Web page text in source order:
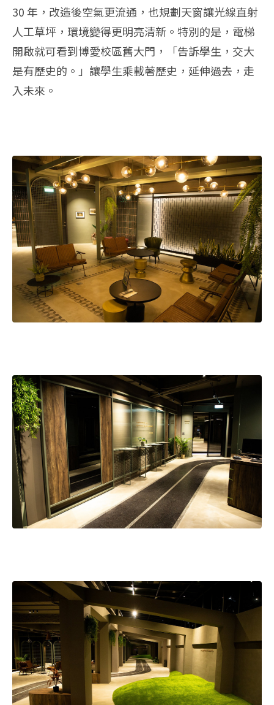
30 年，改造後空氣更流通，也規劃天窗讓光線直射
人工草坪，環境變得更明亮清新。特別的是，電梯
開啟就可看到博愛校區舊大門，「告訴學生，交大
是有歷史的。」讓學生乘載著歷史，延伸過去，走
入未來。